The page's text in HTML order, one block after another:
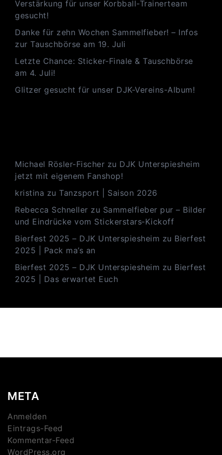
Verstärkung für unser Korbball-Trainerteam
gesucht!
Danke für zehn Wochen Sammelfieber! – Infos
zur Tauschbörse am 19. Juli
Letzte Chance: Sticker‑Finale & Tauschbörse
am 4. Juli!
Glitzer gesucht für unser DJK-Vereins-Album!
Michael Rösler-Fischer zu DJK Unterspiesheim
jetzt mit eigenem Fanshop!
kristina zu Tanzsport | Saison 2026
Rebecca Schneller zu Sammelfieber pur – Bilder
und Eindrücke vom Stickerstars‑Kickoff
Bierfest 2025 – DJK Unterspiesheim zu Bierfest
2025 | Pack ma’s an
Bierfest 2025 – DJK Unterspiesheim zu Bierfest
2025 | Das erwartet Euch
META
Anmelden
Eintrags-Feed
Kommentar-Feed
WordPress.org